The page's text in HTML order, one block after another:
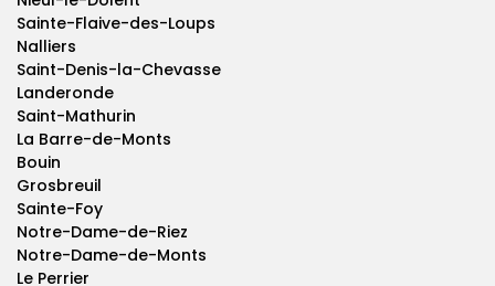
Sainte-Flaive-des-Loups
Nalliers
Saint-Denis-la-Chevasse
Landeronde
Saint-Mathurin
La Barre-de-Monts
Bouin
Grosbreuil
Sainte-Foy
Notre-Dame-de-Riez
Notre-Dame-de-Monts
Le Perrier